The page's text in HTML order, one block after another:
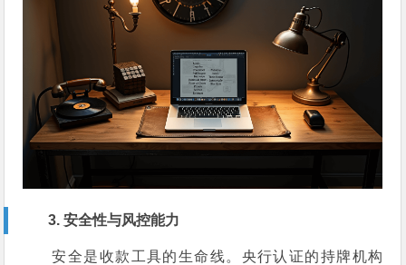
3. 安全性与风控能力
安全是收款工具的生命线。央行认证的持牌机构